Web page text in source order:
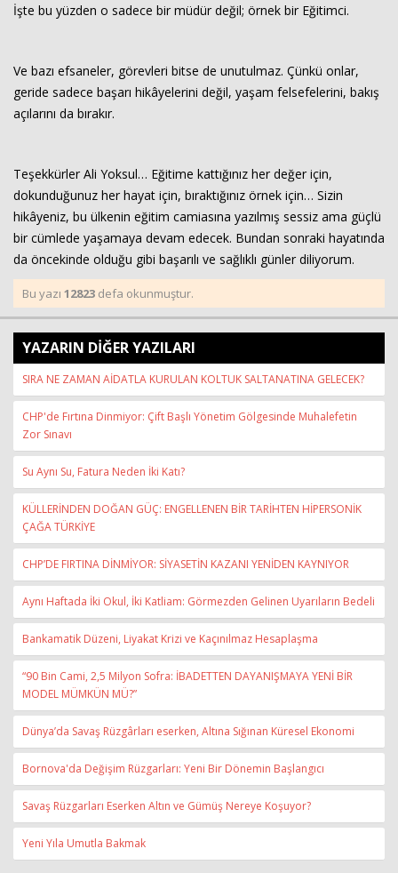
İşte bu yüzden o sadece bir müdür değil; örnek bir Eğitimci.
Ve bazı efsaneler, görevleri bitse de unutulmaz. Çünkü onlar,
geride sadece başarı hikâyelerini değil, yaşam felsefelerini, bakış
açılarını da bırakır.
Teşekkürler Ali Yoksul… Eğitime kattığınız her değer için,
dokunduğunuz her hayat için, bıraktığınız örnek için… Sizin
hikâyeniz, bu ülkenin eğitim camiasına yazılmış sessiz ama güçlü
bir cümlede yaşamaya devam edecek. Bundan sonraki hayatında
da öncekinde olduğu gibi başarılı ve sağlıklı günler diliyorum.
Bu yazı 12823 defa okunmuştur.
YAZARIN DİĞER YAZILARI
SIRA NE ZAMAN AİDATLA KURULAN KOLTUK SALTANATINA GELECEK?
CHP'de Fırtına Dinmiyor: Çift Başlı Yönetim Gölgesinde Muhalefetin
Zor Sınavı
Su Aynı Su, Fatura Neden İki Katı?
KÜLLERİNDEN DOĞAN GÜÇ: ENGELLENEN BİR TARİHTEN HİPERSONİK
ÇAĞA TÜRKİYE
CHP’DE FIRTINA DİNMİYOR: SİYASETİN KAZANI YENİDEN KAYNIYOR
Aynı Haftada İki Okul, İki Katliam: Görmezden Gelinen Uyarıların Bedeli
Bankamatik Düzeni, Liyakat Krizi ve Kaçınılmaz Hesaplaşma
“90 Bin Cami, 2,5 Milyon Sofra: İBADETTEN DAYANIŞMAYA YENİ BİR
MODEL MÜMKÜN MÜ?”
Dünya’da Savaş Rüzgârları eserken, Altına Sığınan Küresel Ekonomi
Bornova'da Değişim Rüzgarları: Yeni Bir Dönemin Başlangıcı
Savaş Rüzgarları Eserken Altın ve Gümüş Nereye Koşuyor?
Yeni Yıla Umutla Bakmak